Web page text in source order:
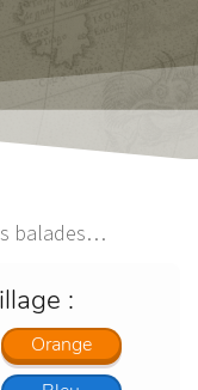
balades…
:
Orange